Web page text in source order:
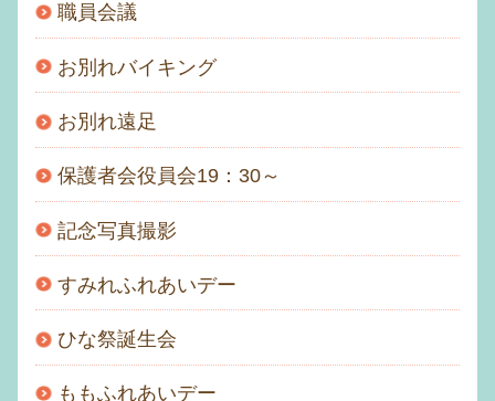
職員会議
お別れバイキング
お別れ遠足
保護者会役員会19：30～
記念写真撮影
すみれふれあいデー
ひな祭誕生会
ももふれあいデー